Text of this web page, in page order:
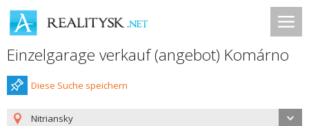
Einzelgarage verkauf (angebot) Komárno
Diese Suche speichern
Nitriansky